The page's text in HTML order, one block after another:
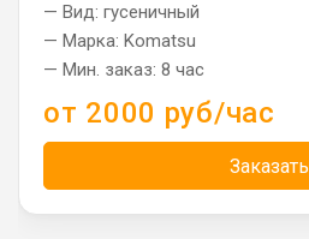
— Вид: гусеничный
— Марка: Komatsu
— Мин. заказ: 8 час
от 2000 руб/час
Заказать